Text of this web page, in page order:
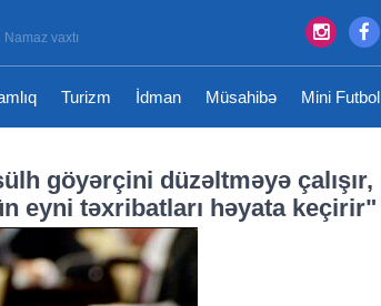
Namaz vaxtı
Turizm İdman Müsahibə Mini Futbol
göyərçini düzəltməyə çalışır,
eyni təxribatları həyata keçirir"